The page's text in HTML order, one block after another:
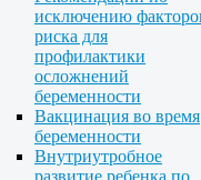
исключению
риска для
профилактики
осложнений
беременности
Вакцинация во время
беременности
Внутриутробное
развитие ребенка по